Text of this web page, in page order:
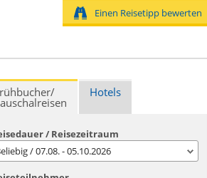
Einen Reisetipp bewerten
Hotels
/ Reisezeitraum
/ 07.08. - 05.10.2026